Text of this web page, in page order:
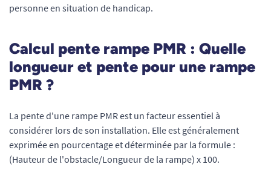
personne en situation de handicap.
Calcul pente rampe PMR : Quelle
longueur et pente pour une rampe
PMR ?
La pente d'une rampe PMR est un facteur essentiel à
considérer lors de son installation. Elle est généralement
exprimée en pourcentage et déterminée par la formule :
(Hauteur de l'obstacle/Longueur de la rampe) x 100.